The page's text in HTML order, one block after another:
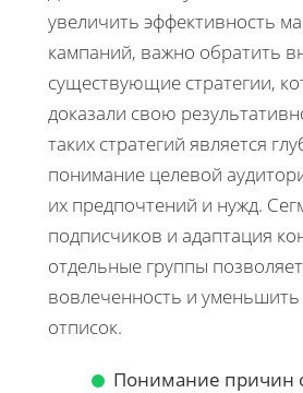
увеличить эффективность
кампаний, важно обратить
существующие стратегии,
доказали свою
таких стратегий является
понимание целевой
их предпочтений и нужд.
подписчиков и адаптация
отдельные группы
вовлеченность и уменьшить
отписок.
Понимание причин